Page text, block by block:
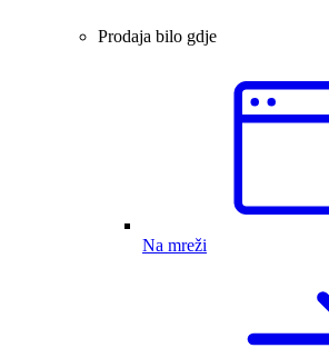
Prodaja bilo gdje
Na mreži